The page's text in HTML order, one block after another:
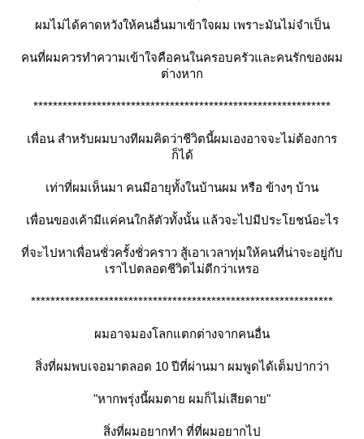
ผมไม่ได้คาดหวังให้คนอื่นมาเข้าใจผม เพราะมันไม่จำเป็น
คนที่ผมควรทำความเข้าใจคือคนในครอบครัวและคนรักของผม
ต่างหาก
*************************************************************
เพื่อน สำหรับผมบางทีผมคิดว่าชีวิตนี้ผมเองอาจจะไม่ต้องการ
ก็ได้
เท่าที่ผมเห็นมา คนมีอายุทั้งในบ้านผม หรือ ข้างๆ บ้าน
เพื่อนของเค้ามีแค่คนใกล้ตัวทั้งนั้น แล้วจะไปมีประโยชน์อะไร
ที่จะไปหาเพื่อนชั่วครั้งชั่วคราว สู้เอาเวลาทุ่มให้คนที่น่าจะอยู่กับ
เราไปตลอดชีวิตไม่ดีกว่าเหรอ
**************************************************************
ผมอาจมองโลกแตกต่างจากคนอื่น
สิ่งที่ผมพบเจอมาตลอด 10 ปีที่ผ่านมา ผมพูดได้เต็มปากว่า
"หากพรุ่งนี้ผมตาย ผมก็ไม่เสียดาย"
สิ่งที่ผมอยากทำ ที่ที่ผมอยากไป